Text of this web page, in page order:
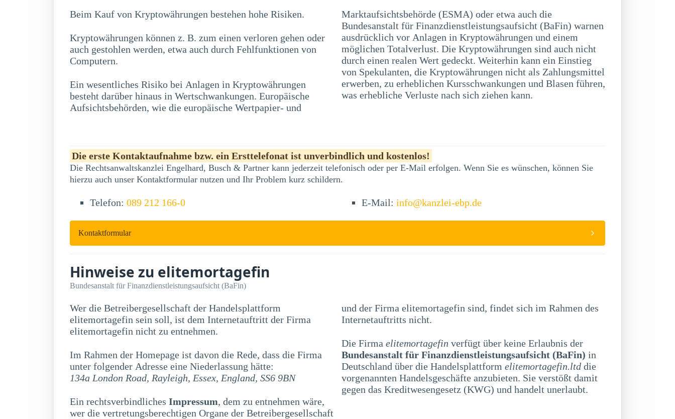
Beim Kauf von Kryptowährungen bestehen hohe Risiken.
Kryptowährungen können z. B. zum einen verloren gehen oder
auch gestohlen werden, etwa auch durch Fehlfunktionen von
Computern.
Ein wesentliches Risiko bei Anlagen in Kryptowährungen
besteht darüber hinaus in Wertschwankungen. Europäische
Aufsichtsbehörden, wie die europäische Wertpapier- und
Marktaufsichtsbehörde (ESMA) oder etwa auch die
Bundesanstalt für Finanzdienstleistungsaufsicht (BaFin) warnen
ausdrücklich vor Anlagen in Kryptowährungen und einem
möglichen Totalverlust. Die Kryptowährungen sind auch nicht
durch einen realen Wert gedeckt. Weiterhin kann ein Einstieg
von Spekulanten, die Kryptowährungen nicht als Zahlungsmittel
erwerben, zu erheblichen Kursschwankungen und Blasen führen,
was erhebliche Verluste nach sich ziehen kann.
Die erste Kontaktaufnahme bzw. ein Ersttelefonat ist unverbindlich und kostenlos!
Die Rechtsanwaltskanzlei Engelhard, Busch & Partner kann jederzeit telefonisch oder per E-Mail erfolgen. Wenn Sie es wünschen, können Sie
hierzu auch unser Kontaktformular nutzen und Ihr Problem kurz schildern.
Telefon: 089 212 166-0 E-Mail: info@kanzlei-ebp.de
Kontaktformular
Hinweise zu elitemortagefin
Bundesanstalt für Finanzdienstleistungsaufsicht (BaFin)
Wer die Betreibergesellschaft der Handelsplattform
elitemortagefin sein soll, ist dem Internetauftritt der Firma
elitemortagefin nicht zu entnehmen.
Im Rahmen der Homepage ist davon die Rede, dass die Firma
unter folgender Adresse eine Niederlassung hätte:
134a London Road, Rayleigh, Essex, England, SS6 9BN
Ein rechtsverbindliches Impressum, dem zu entnehmen wäre,
wer die vertretungsberechtigen Organe der Betreibergesellschaft
und der Firma elitemortagefin sind, findet sich im Rahmen des
Internetauftritts nicht.
Die Firma elitemortagefin verfügt über keine Erlaubnis der
Bundesanstalt für Finanzdienstleistungsaufsicht (BaFin) in
Deutschland über die Handelsplattform elitemortagefin.ltd die
vorgenannten Handelsgeschäfte anzubieten. Sie verstößt damit
gegen das Kreditwesengesetz (KWG) und handelt unerlaubt.